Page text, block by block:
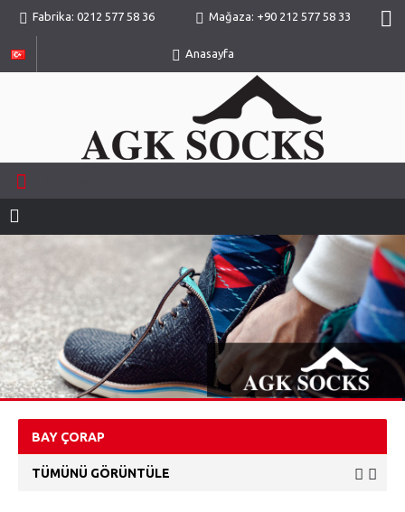
Fabrika: 0212 577 58 36 Mağaza: +90 212 577 58 33
Anasayfa
BAY ÇORAP
TÜMÜNÜ GÖRÜNTÜLE